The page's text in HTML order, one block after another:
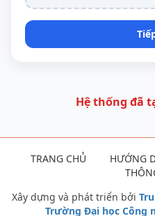
Hệ thống đã
TRANG CHỦ HƯỚNG
Xây dựng và phát triển bởi
Trường Đại học Công